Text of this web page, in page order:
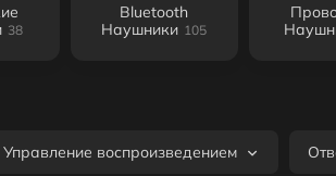
38
Bluetooth
Наушники 105
Управление воспроизведением